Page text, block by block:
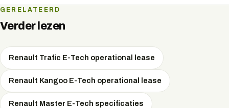
Ja, dankzij de grote actieradius en snelladen is hij goed
inzetbaar voor regionaal en langer werk.
GERELATEERD
Verder lezen
Renault Trafic E-Tech operational lease
Renault Kangoo E-Tech operational lease
Renault Master E-Tech specificaties